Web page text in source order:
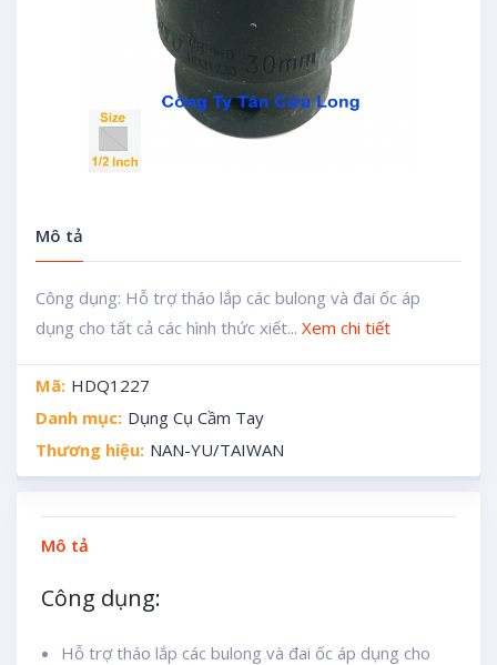
Mô tả
Công dụng: Hỗ trợ tháo lắp các bulong và đai ốc áp
dụng cho tất cả các hình thức xiết... Xem chi tiết
Mã: HDQ1227
Danh mục: Dụng Cụ Cầm Tay
Thương hiệu: NAN-YU/TAIWAN
Mô tả
Công dụng:
Hỗ trợ tháo lắp các bulong và đai ốc áp dụng cho